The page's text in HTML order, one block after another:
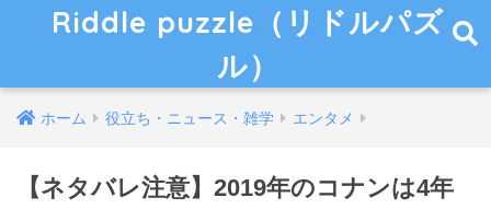
Riddle puzzle（リドルパズ
ル）
ホーム 役立ち・ニュース・雑学 エンタメ
【ネタバレ注意】2019年のコナンは4年